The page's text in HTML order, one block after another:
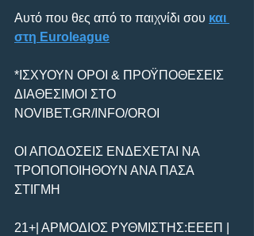
Αυτό που θες από το παιχνίδι σου και
στη Euroleague
*ΙΣΧΥΟΥΝ ΟΡΟΙ & ΠΡΟΫΠΟΘΕΣΕΙΣ
ΔΙΑΘΕΣΙΜΟΙ ΣΤΟ
NOVIBET.GR/INFO/OROI
ΟΙ ΑΠΟΔΟΣΕΙΣ ΕΝΔΕΧΕΤΑΙ ΝΑ
ΤΡΟΠΟΠΟΙΗΘΟΥΝ ΑΝΑ ΠΑΣΑ
ΣΤΙΓΜΗ
21+| ΑΡΜΟΔΙΟΣ ΡΥΘΜΙΣΤΗΣ:ΕΕΕΠ |